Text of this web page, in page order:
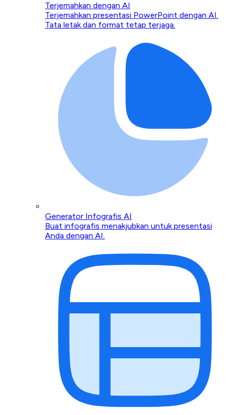
Terjemahkan dengan AI
Terjemahkan presentasi PowerPoint dengan AI.
Tata letak dan format tetap terjaga.
Generator Infografis AI
Buat infografis menakjubkan untuk presentasi
Anda dengan AI.